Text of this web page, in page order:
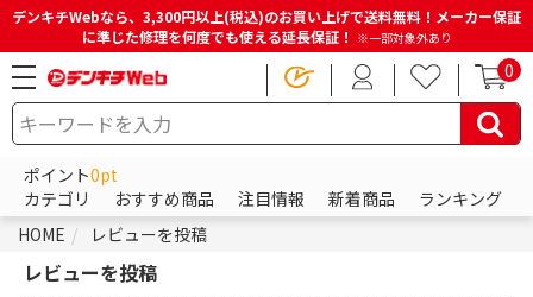
デンキチWebなら、3,300円以上(税込)のお買い上げで送料無料！メーカー保証
に準じた修理を何度でも使える延長保証！ ※一部対象外あり
0
ポイント0pt
カテゴリ
おすすめ商品 注目情報 新着商品
ランキング
HOME
レビューを投稿
レビューを投稿